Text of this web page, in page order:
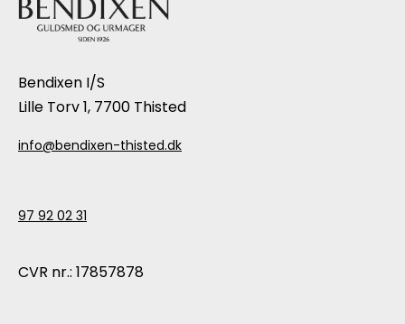
Bendixen I/S
Lille Torv 1, 7700 Thisted
info@bendixen-thisted.dk
97 92 02 31
CVR nr.: 17857878